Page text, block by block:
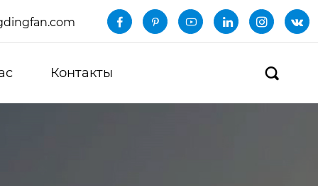
     
Контакты 